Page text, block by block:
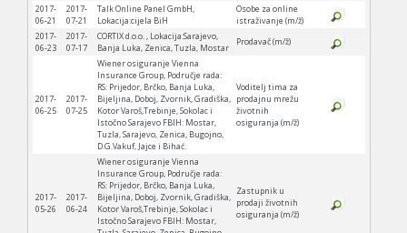
2017-
06-21
2017-
07-21
Talk Online Panel GmbH,
Lokacija:cijela BiH
Osobe za online
istraživanje (m/ž)
2017-
06-23
2017-
07-17
CORTIX d.o.o. , Lokacija:Sarajevo,
Banja Luka, Zenica, Tuzla, Mostar
Prodavač (m/ž)
2017-
06-25
2017-
07-25
Wiener osiguranje Vienna
Insurance Group, Područje rada:
RS: Prijedor, Brčko, Banja Luka,
Bijeljina, Doboj, Zvornik, Gradiška,
Kotor Varoš,Trebinje, Sokolac i
Istočno Sarajevo FBIH: Mostar,
Tuzla, Sarajevo, Zenica, Bugojno,
D.G.Vakuf, Jajce i Bihać.
Voditelj tima za
prodajnu mrežu
životnih
osiguranja (m/ž)
2017-
05-26
2017-
06-24
Wiener osiguranje Vienna
Insurance Group, Područje rada:
RS: Prijedor, Brčko, Banja Luka,
Bijeljina, Doboj, Zvornik, Gradiška,
Kotor Varoš,Trebinje, Sokolac i
Istočno Sarajevo FBIH: Mostar,
Zastupnik u
prodaji životnih
osiguranja (m/ž)